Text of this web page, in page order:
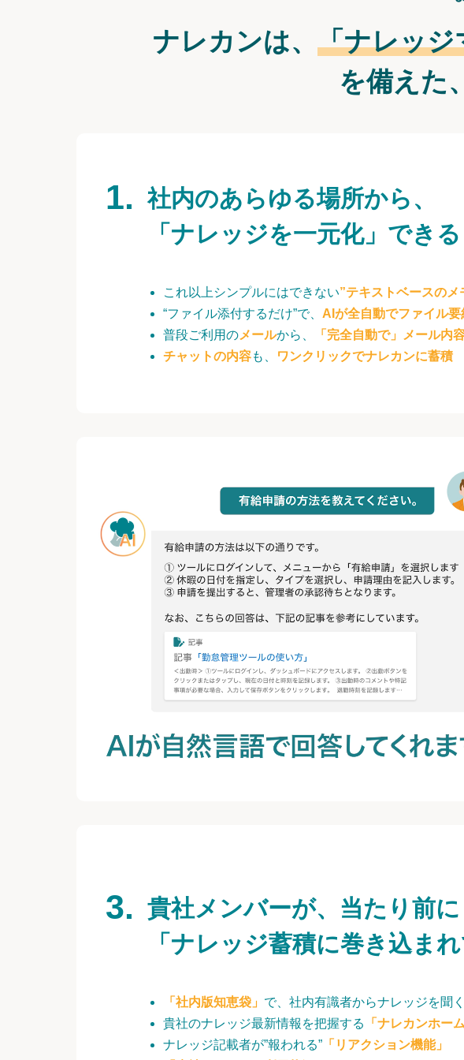
ナレカンは、 「ナレッジ
を備えた、
社内のあらゆる場所から、
「ナレッジを一元化」できる
これ以上シンプルにはできない”テキストベースのメ
“ファイル添付するだけ”で、 AIが全自動でファイル要
普段ご利用のメールから、
「完全自動で」メール内
チャットの内容も、 ワンクリックでナレカンに蓄積
貴社メンバーが、当たり前に
「ナレッジ蓄積に巻き込ま
「社内版知恵袋」 で、社内有識者からナレッジを聞く
貴社のナレッジ最新情報を把握する
「ナレカンホー
ナレッジ記載者が”報われる” 「リアクション機能」